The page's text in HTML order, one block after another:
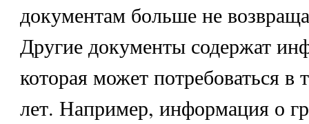
документам больше не
Другие документы содержат
которая может потребоваться в
лет. Например, информация о